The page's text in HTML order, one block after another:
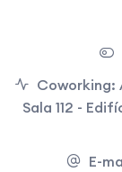
Coworking:
Sala 112 -
E-